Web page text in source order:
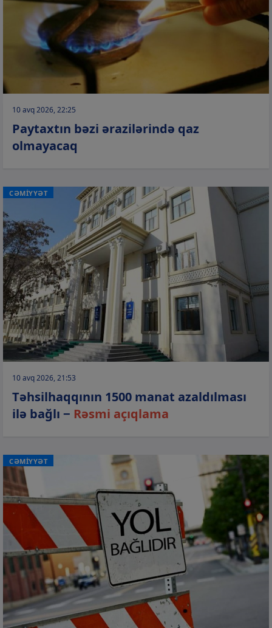
10 avq 2026, 22:25
Paytaxtın bəzi ərazilərində qaz
olmayacaq
CƏMİYYƏT
10 avq 2026, 21:53
Təhsilhaqqının 1500 manat azaldılması
ilə bağlı − Rəsmi açıqlama
CƏMİYYƏT